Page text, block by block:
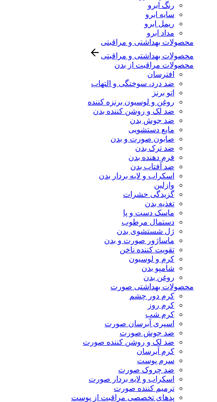
رنگ ابرو
سایه ابرو
ریمل ابرو
مداد ابرو
محصولات بهداشتی و مراقبتی
محصولات بهداشتی و مراقبتی
محصولات مراقبت از بدن
افترسان
ضد درد، سوختگی و التهاب
اتو برنز
روغن و لوسیون برنزه کننده
ضد لک و روشن کننده بدن
ضد جوش بدن
مایع دستشویی
صابون صورت و بدن
ضد ترک بدن
فرم دهنده بدن
ضد آفتاب بدن
اسکراب و لایه بردار بدن
وازلین
گزیدگی حشرات
تغذیه بدن
ماسک دست و پا
دستمال مرطوب
ژل شستشوی بدن
ماساژور صورت و بدن
تقویت کننده ناخن
کرم و لوسیون
شامپو بدن
روغن بدن
محصولات بهداشتی صورت
کرم دور چشم
کرم روز
کرم شب
اسپری آبرسان صورت
ضد جوش صورت
ضد لک و روشن کننده صورت
کرم آبرسان
سرم پوست
ضد چروک صورت
اسکراب و لایه بردار صورت
ترمیم کننده صورت
پدهای تخصصی مراقبت از پوست